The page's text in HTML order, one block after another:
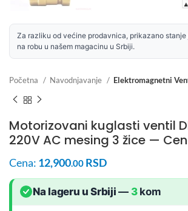
Za razliku od većine prodavnica, prikazano stanje
na robu u našem magacinu u Srbiji.
Početna Navodnjavanje Elektromagnetni
Motorizovani kuglasti ventil
220V AC mesing 3 žice —
Cena: 12,900.00 RSD
Na lageru u Srbiji — 3kom